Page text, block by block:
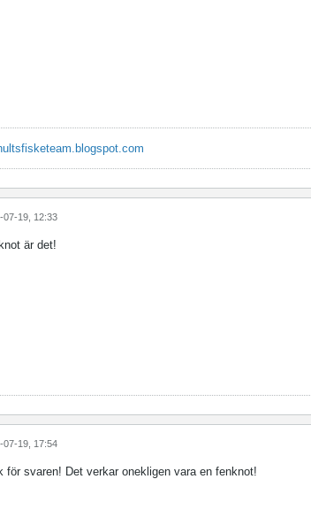
07-19, 12:33
är det!
07-19, 17:54
för svaren! Det verkar onekligen vara en fenknot!